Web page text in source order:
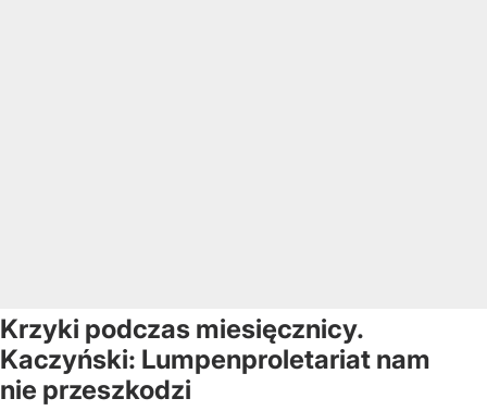
Krzyki podczas miesięcznicy.
Kaczyński: Lumpenproletariat nam
nie przeszkodzi